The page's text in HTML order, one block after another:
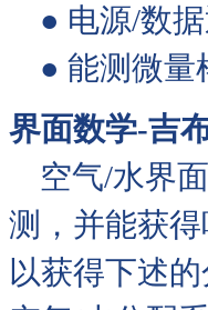
● 电源/数
● 能测微量
界面数学-吉
空气/水界
测，并能获
以获得下述的